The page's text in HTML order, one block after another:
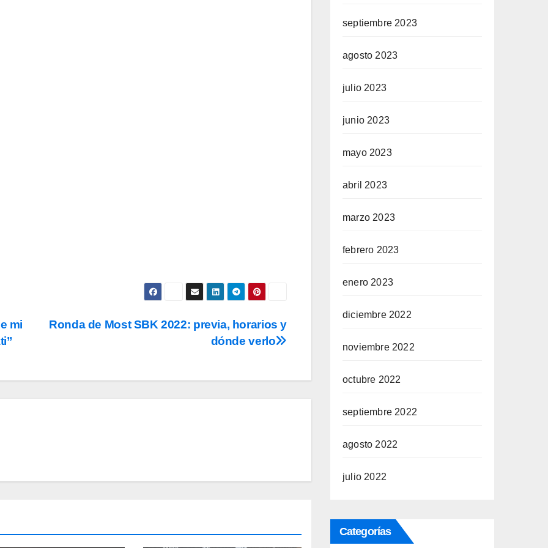
Ronda de Most SBK 2022: previa, horarios y
dónde verlo
mi
septiembre 2023
agosto 2023
julio 2023
junio 2023
mayo 2023
abril 2023
marzo 2023
febrero 2023
enero 2023
diciembre 2022
noviembre 2022
octubre 2022
septiembre 2022
agosto 2022
julio 2022
Categorías